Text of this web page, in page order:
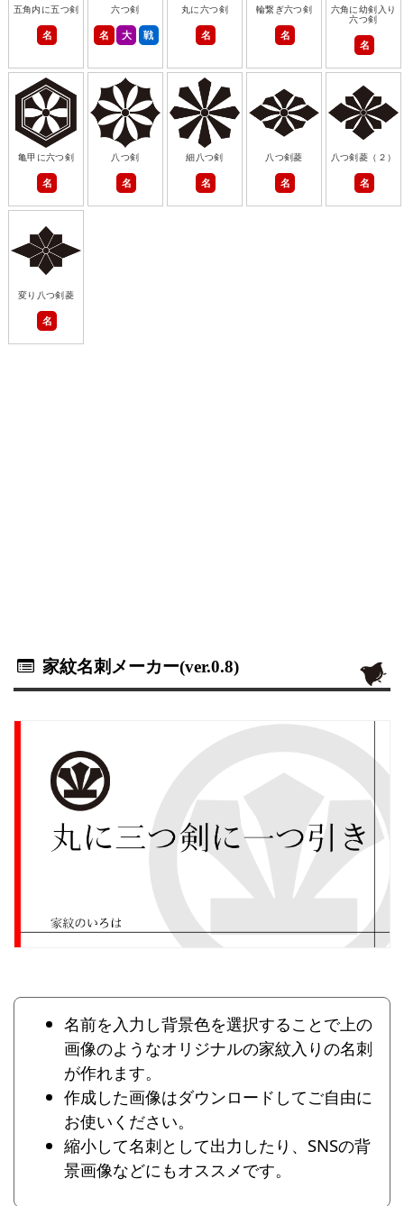
五角内に五つ剣
名
六つ剣
名 大 戦
丸に六つ剣
名
輪繋ぎ六つ剣
名
六角に幼剣入り
六つ剣
名
亀甲に六つ剣
名
八つ剣
名
細八つ剣
名
八つ剣菱
名
八つ剣菱（２）
名
変り八つ剣菱
名
家紋名刺メーカー(ver.0.8)
名前を入力し背景色を選択することで上の
画像のようなオリジナルの家紋入りの名刺
が作れます。
作成した画像はダウンロードしてご自由に
お使いください。
縮小して名刺として出力したり、SNSの背
景画像などにもオススメです。